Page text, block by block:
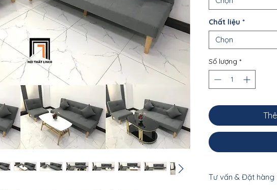
Chất liệu *
Chọn
Số lượng *
Tư vấn & Đặt hàng